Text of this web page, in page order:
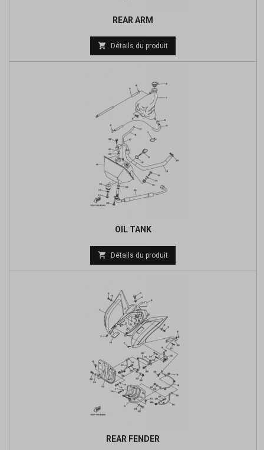
REAR ARM
Prix
de
 Détails du produit
OIL TANK
Prix
de
 Détails du produit
REAR FENDER